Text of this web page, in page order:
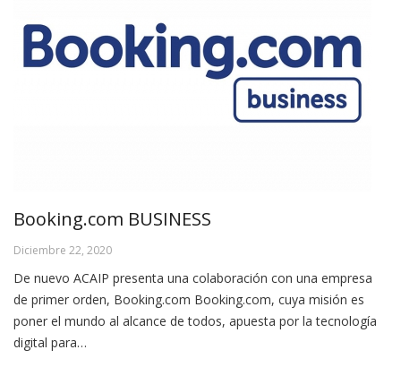
Booking.com BUSINESS
Diciembre 22, 2020
De nuevo ACAIP presenta una colaboración con una empresa
de primer orden, Booking.com Booking.com, cuya misión es
poner el mundo al alcance de todos, apuesta por la tecnología
digital para…